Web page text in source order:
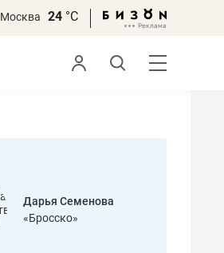
Москва 24 °С
Дарья Семенова
«Бросско»